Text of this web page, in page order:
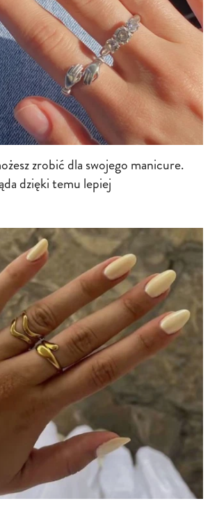
zrobić dla swojego manicure.
dzięki temu lepiej